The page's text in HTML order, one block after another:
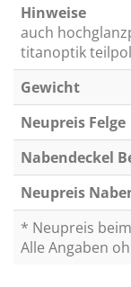
Hinweise
auch
titanoptik
Gewicht
Neupreis Felge
Nabendeckel
Neupreis
* Neupreis
Alle Angaben